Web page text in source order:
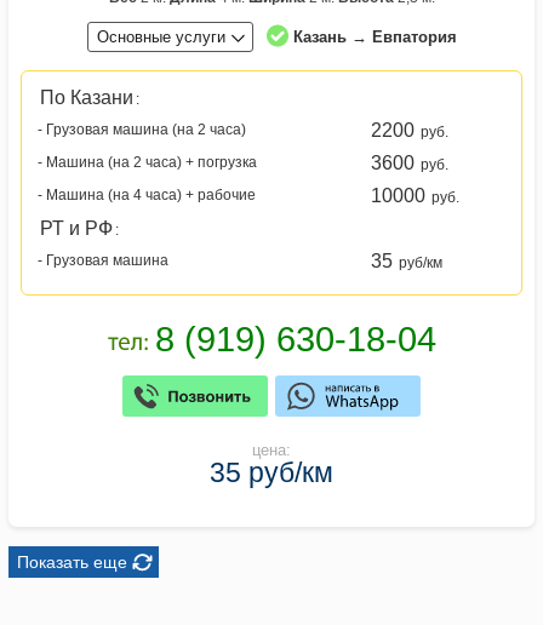
Основные услуги Казань → Евпатория
По Казани :
- Грузовая машина (на 2 часа)
2200 руб.
- Машина (на 2 часа) + погрузка
3600 руб.
- Машина (на 4 часа) + рабочие
10000 руб.
РТ и РФ :
- Грузовая машина
35 руб/км
цена:
35 руб/км
Показать еще